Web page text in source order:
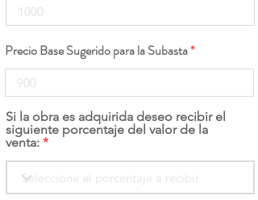
Precio Base Sugerido para la Subasta
Si la obra es adquirida deseo recibir el
siguiente porcentaje del valor de la
venta: